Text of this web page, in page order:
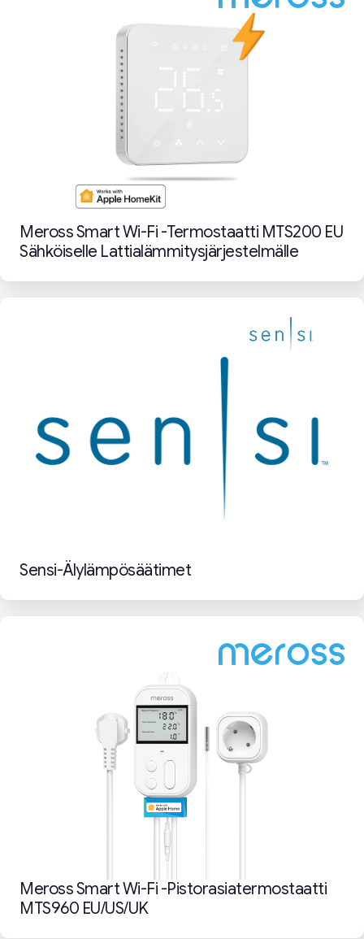
Meross Smart Wi-Fi -termostaatti MTS200 EU
Sähköiselle Lattialämmitysjärjestelmälle
Sensi-Älylämpösäätimet
Meross Smart Wi-Fi -pistorasiatermostaatti
MTS960 EU/US/UK